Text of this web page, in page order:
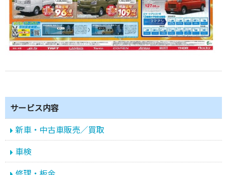
サービス内容
新車・中古車販売／買取
車検